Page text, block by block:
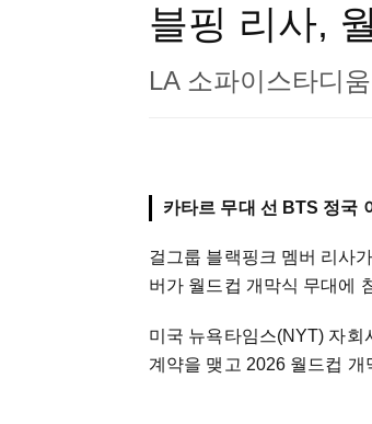
블핑 리사,
LA 소파이스타디
카타르 무대 선 BTS 정국
걸그룹 블랙핑크 멤버 리사
버가 월드컵 개막식 무대에
미국 뉴욕타임스(NYT) 자회
계약을 맺고 2026 월드컵